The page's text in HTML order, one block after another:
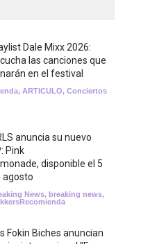
Dale Mixx 2026:
las canciones que
en el festival
, ARTICULO, Conciertos
anuncia su nuevo
Pink
disponible el 5
agosto
News, breaking news,
Fokin Biches anuncian